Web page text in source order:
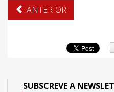
ANTERIOR
SUBSCREVE A